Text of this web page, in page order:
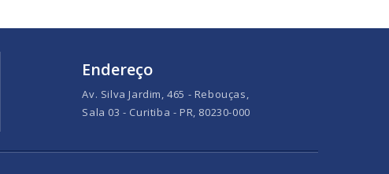
Endereço
Av. Silva Jardim, 465 - Rebouças,
Sala 03 - Curitiba - PR, 80230-000